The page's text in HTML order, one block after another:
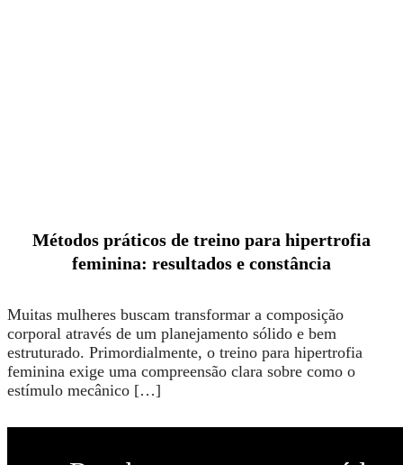
Métodos práticos de treino para hipertrofia
feminina: resultados e constância
Muitas mulheres buscam transformar a composição
corporal através de um planejamento sólido e bem
estruturado. Primordialmente, o treino para hipertrofia
feminina exige uma compreensão clara sobre como o
estímulo mecânico […]